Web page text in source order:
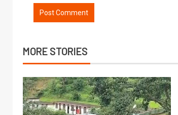
MORE STORIES